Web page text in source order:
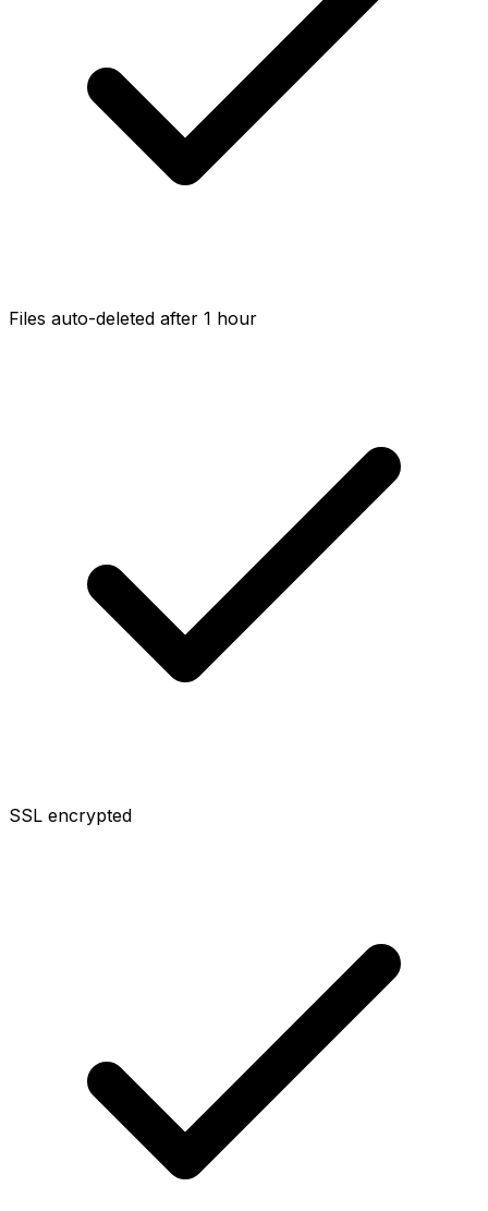
Files auto-deleted after 1 hour
SSL encrypted